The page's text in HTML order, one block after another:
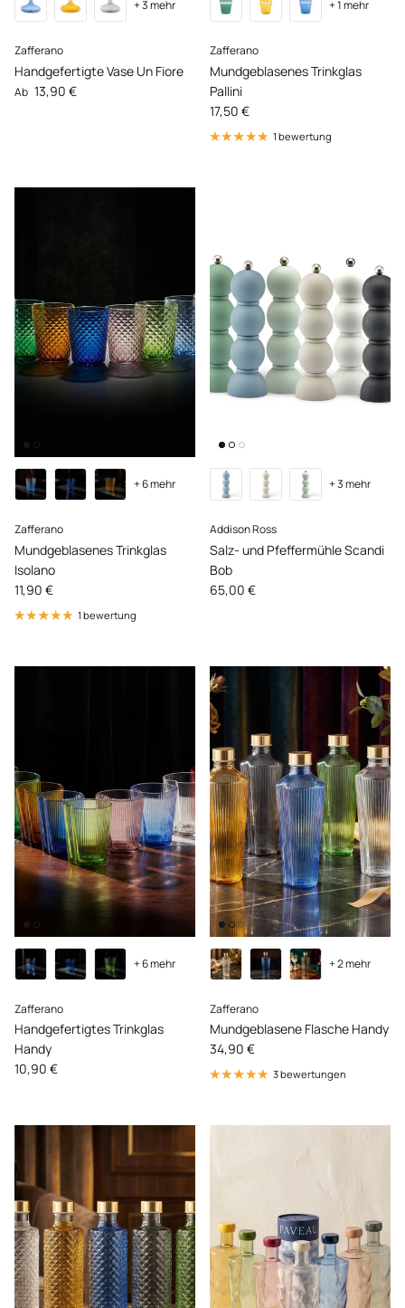
Zafferano
Handgefertigte Vase Un Fiore
Normaler Preis
Ab 13,90 €
+ 3 mehr
Zafferano
Mundgeblasenes Trinkglas
Pallini
Normaler Preis
17,50 €
+ 1 mehr
1 bewertung
Zafferano
Mundgeblasenes Trinkglas
Isolano
Normaler Preis
11,90 €
+ 6 mehr
1 bewertung
Addison Ross
Salz- und Pfeffermühle Scandi
Bob
Normaler Preis
65,00 €
+ 3 mehr
Zafferano
Handgefertigtes Trinkglas
Handy
Normaler Preis
10,90 €
+ 6 mehr
Zafferano
Mundgeblasene Flasche Handy
Normaler Preis
34,90 €
+ 2 mehr
3 bewertungen